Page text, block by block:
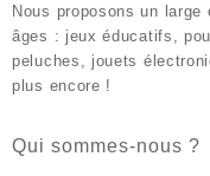
Nous proposons un
âges : jeux éducatifs,
peluches, jouets
plus encore !
Qui sommes-nous ?